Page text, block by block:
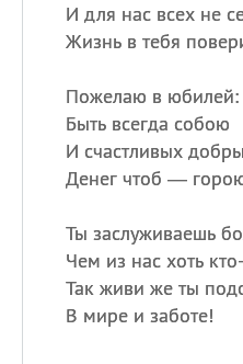
И для нас всех не
Жизнь в тебя
Пожелаю в юбилей:
Быть всегда собою
И счастливых
Денег чтоб —
Ты заслуживаешь
Чем из нас хоть
Так живи же ты
В мире и заботе!